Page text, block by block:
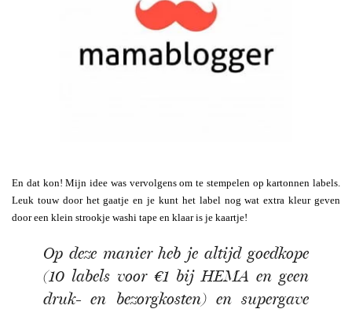
En dat kon! Mijn idee was vervolgens om te stempelen op kartonnen labels.
Leuk touw door het gaatje en je kunt het label nog wat extra kleur geven
door een klein strookje washi tape en klaar is je kaartje!
Op deze manier heb je altijd goedkope
(10 labels voor €1 bij HEMA en geen
druk- en bezorgkosten) en supergave